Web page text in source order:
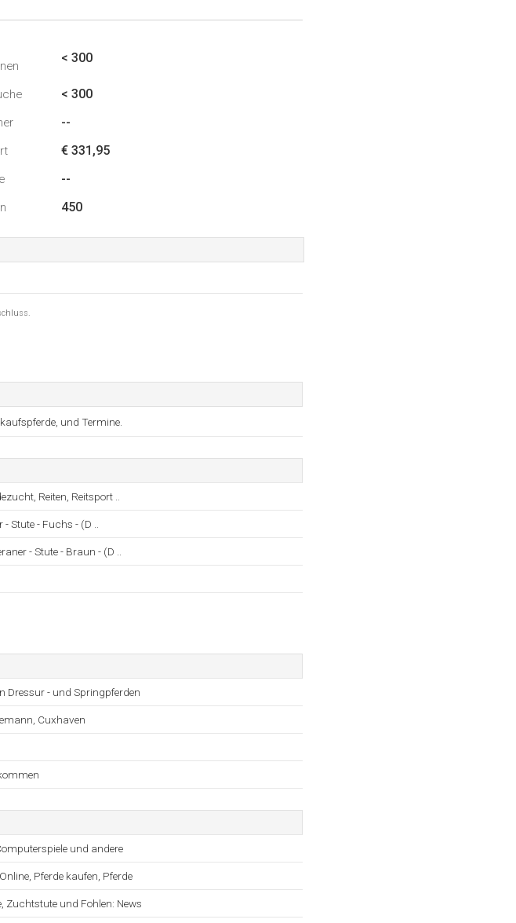
< 300
< 300
--
€ 331,95
--
450
und Termine.
Reiten, Reitsport ..
Stute - Fuchs - (D ..
- Stute - Braun - (D ..
Dressur - und Springpferden
Cuxhaven
und andere
Pferde kaufen, Pferde
Zuchtstute und Fohlen: News